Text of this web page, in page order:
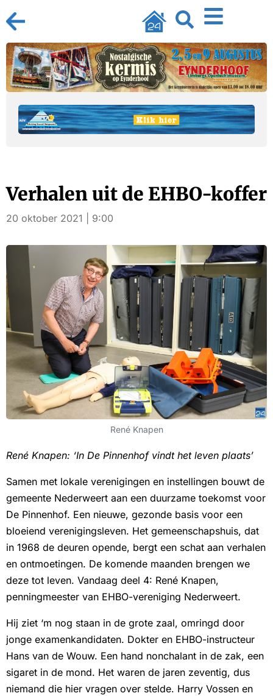
Verhalen uit de EHBO-koffer
20 oktober 2021 | 9:00
René Knapen
René Knapen: ‘In De Pinnenhof vindt het leven plaats’
Samen met lokale verenigingen en instellingen bouwt de
gemeente Nederweert aan een duurzame toekomst voor
De Pinnenhof. Een nieuwe, gezonde basis voor een
bloeiend verenigingsleven. Het gemeenschapshuis, dat
in 1968 de deuren opende, bergt een schat aan verhalen
en ontmoetingen. De komende maanden brengen we
deze tot leven. Vandaag deel 4: René Knapen,
penningmeester van EHBO-vereniging Nederweert.
Hij ziet ‘m nog staan in de grote zaal, omringd door
jonge examenkandidaten. Dokter en EHBO-instructeur
Hans van de Wouw. Een hand nonchalant in de zak, een
sigaret in de mond. Het waren de jaren zeventig, dus
niemand die hier vragen over stelde. Harry Vossen en